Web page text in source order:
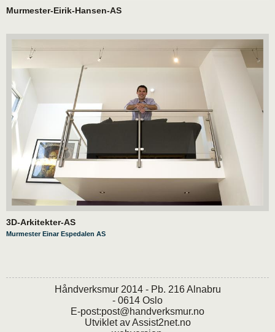
Murmester-Eirik-Hansen-AS
3D-Arkitekter-AS
Murmester Einar Espedalen AS
Håndverksmur 2014 - Pb. 216 Alnabru
- 0614 Oslo
E-post:post@handverksmur.no
Utviklet avAssist2net.no